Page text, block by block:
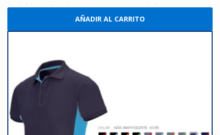
AÑADIR AL CARRITO